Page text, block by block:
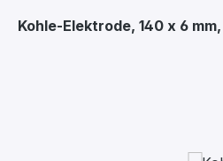
Kohle-Elektrode, 140 x 6